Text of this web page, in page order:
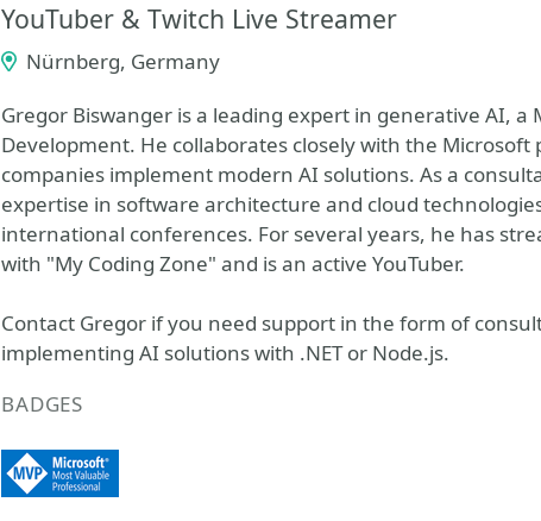
YouTuber & Twitch Live Streamer
Nürnberg, Germany
Gregor Biswanger is a leading expert in generative AI, a
Development. He collaborates closely with the
companies implement modern AI solutions. As a
expertise in software architecture and cloud
international conferences. For several years, he has
with "My Coding Zone" and is an active YouTuber.
Contact Gregor if you need support in the form of
implementing AI solutions with .NET or Node.js.
BADGES